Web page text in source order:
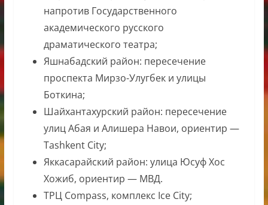
напротив Государственного
академического русского
драматического театра;
Яшнабадский район: пересечение
проспекта Мирзо-Улугбек и улицы
Боткина;
Шайхантахурский район: пересечение
улиц Абая и Алишера Навои, ориентир —
Tashkent City;
Яккасарайский район: улица Юсуф Хос
Хожиб, ориентир — МВД.
ТРЦ Compass, комплекс Ice City;